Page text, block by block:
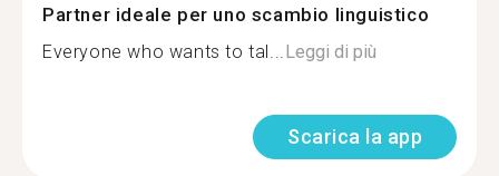
Partner ideale per uno scambio linguistico
Everyone who wants to tal...Leggi di più
Scarica la app